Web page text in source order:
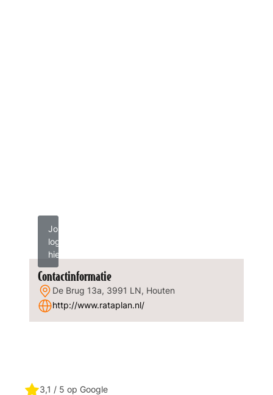
Jouw
logo
hier?
Contactinformatie
De Brug 13a, 3991 LN, Houten
http://www.rataplan.nl/
3,1 / 5 op Google